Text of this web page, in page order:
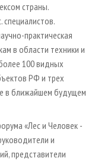
страны.
специалистов.
практическая
в области техники и
100 видных
РФ и трех
в ближайшем будущем
«Лес и Человек -
и
представители